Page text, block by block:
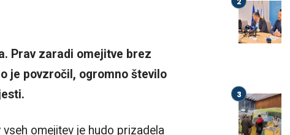
Prav zaradi omejitve brez
je povzročil, ogromno število
omejitev je hudo prizadela